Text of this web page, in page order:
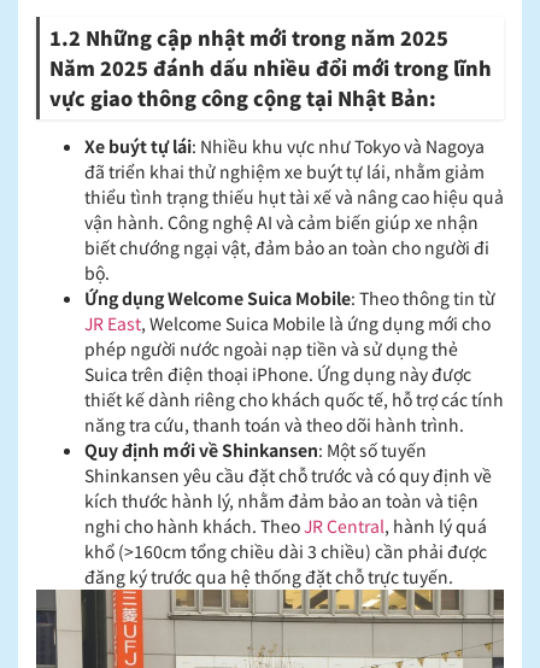
1.2 Những cập nhật mới trong năm 2025
Năm 2025 đánh dấu nhiều đổi mới trong lĩnh
vực giao thông công cộng tại Nhật Bản:
Xe buýt tự lái: Nhiều khu vực như Tokyo và Nagoya
đã triển khai thử nghiệm xe buýt tự lái, nhằm giảm
thiểu tình trạng thiếu hụt tài xế và nâng cao hiệu quả
vận hành. Công nghệ AI và cảm biến giúp xe nhận
biết chướng ngại vật, đảm bảo an toàn cho người đi
bộ.
Ứng dụng Welcome Suica Mobile: Theo thông tin từ
JR East, Welcome Suica Mobile là ứng dụng mới cho
phép người nước ngoài nạp tiền và sử dụng thẻ
Suica trên điện thoại iPhone. Ứng dụng này được
thiết kế dành riêng cho khách quốc tế, hỗ trợ các tính
năng tra cứu, thanh toán và theo dõi hành trình.
Quy định mới về Shinkansen: Một số tuyến
Shinkansen yêu cầu đặt chỗ trước và có quy định về
kích thước hành lý, nhằm đảm bảo an toàn và tiện
nghi cho hành khách. TheoJR Central, hành lý quá
khổ (>160cm tổng chiều dài 3 chiều) cần phải được
đăng ký trước qua hệ thống đặt chỗ trực tuyến.